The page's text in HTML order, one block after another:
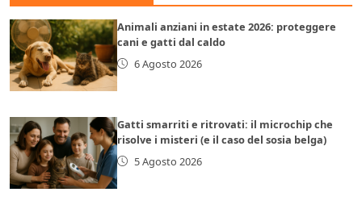
Animali anziani in estate 2026: proteggere
cani e gatti dal caldo
6 Agosto 2026
Gatti smarriti e ritrovati: il microchip che
risolve i misteri (e il caso del sosia belga)
5 Agosto 2026